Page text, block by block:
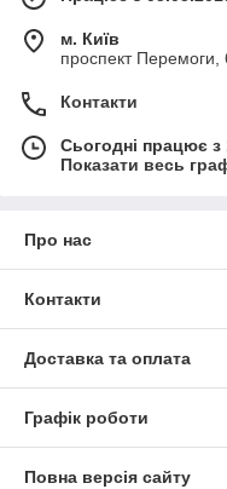
м. Київ
проспект Перемоги,
Контакти
Сьогодні працює з
Показати весь
Про нас
Контакти
Доставка та оплата
Графік роботи
Повна версія сайту